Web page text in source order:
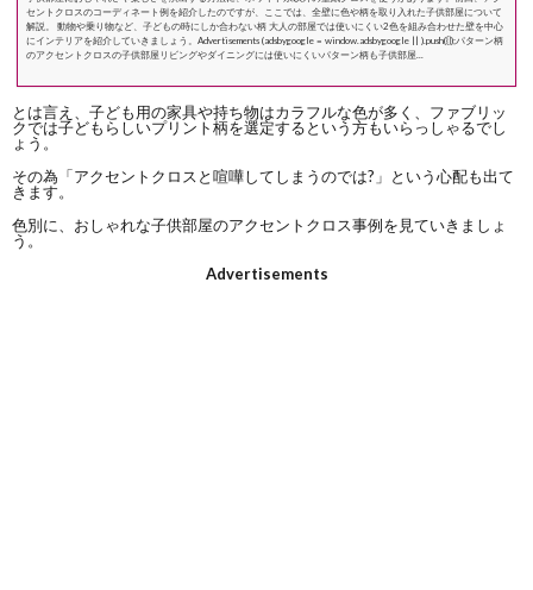
セントクロスのコーディネート例を紹介したのですが、ここでは、全壁に色や柄を取り入れた子供部屋について
解説。 動物や乗り物など、子どもの時にしか合わない柄 大人の部屋では使いにくい2色を組み合わせた壁を中心
にインテリアを紹介していきましょう。Advertisements (adsbygoogle = window.adsbygoogle || ).push({});パターン柄
のアクセントクロスの子供部屋リビングやダイニングには使いにくいパターン柄も子供部屋...
とは言え、子ども用の家具や持ち物はカラフルな色が多く、ファブリッ
クでは子どもらしいプリント柄を選定するという方もいらっしゃるでし
ょう。
その為「アクセントクロスと喧嘩してしまうのでは?」という心配も出て
きます。
色別に、おしゃれな子供部屋のアクセントクロス事例を見ていきましょ
う。
Advertisements